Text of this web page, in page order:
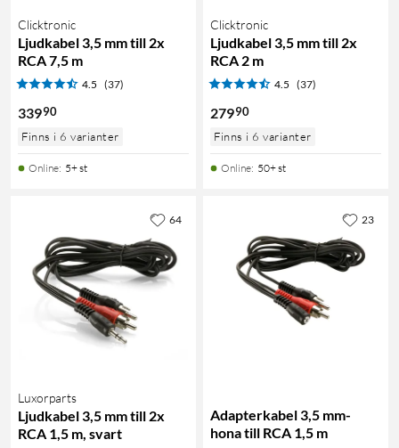
Clicktronic
Ljudkabel 3,5 mm till 2x
RCA 7,5 m
4.5 (37)
33990
Finns i 6 varianter
Online: 5+ st
Clicktronic
Ljudkabel 3,5 mm till 2x
RCA 2 m
4.5 (37)
27990
Finns i 6 varianter
Online: 50+ st
Luxorparts
Ljudkabel 3,5 mm till 2x
RCA 1,5 m, svart
64
Adapterkabel 3,5 mm-
hona till RCA 1,5 m
23